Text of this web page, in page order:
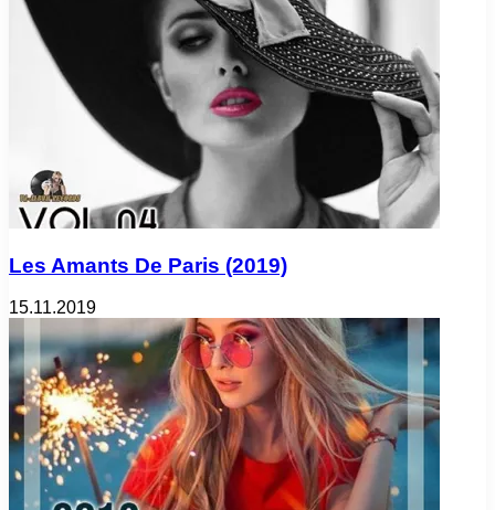
Les Amants De Paris (2019)
15.11.2019